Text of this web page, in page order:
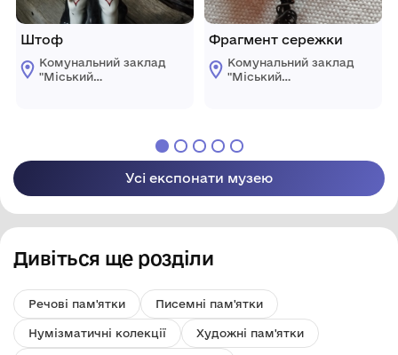
Штоф
Комунальний заклад
"Міський
Фрагмент сережки
Комунальний заклад
"Міський
Усі експонати музею
Дивіться ще розділи
Речові пам'ятки Писемні пам'ятки
Нумізматичні колекції Художні пам'ятки